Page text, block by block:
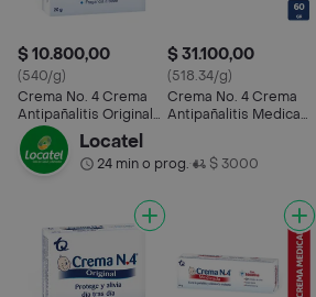
$ 10.800,00
(540/g)
Crema No. 4 Crema
Antipañalitis Original
Capa Ligera
$ 31.100,00
(518.34/g)
Crema No. 4 Crema
Antipañalitis Medicada
Locatel
24 min o prog.• $ 3000